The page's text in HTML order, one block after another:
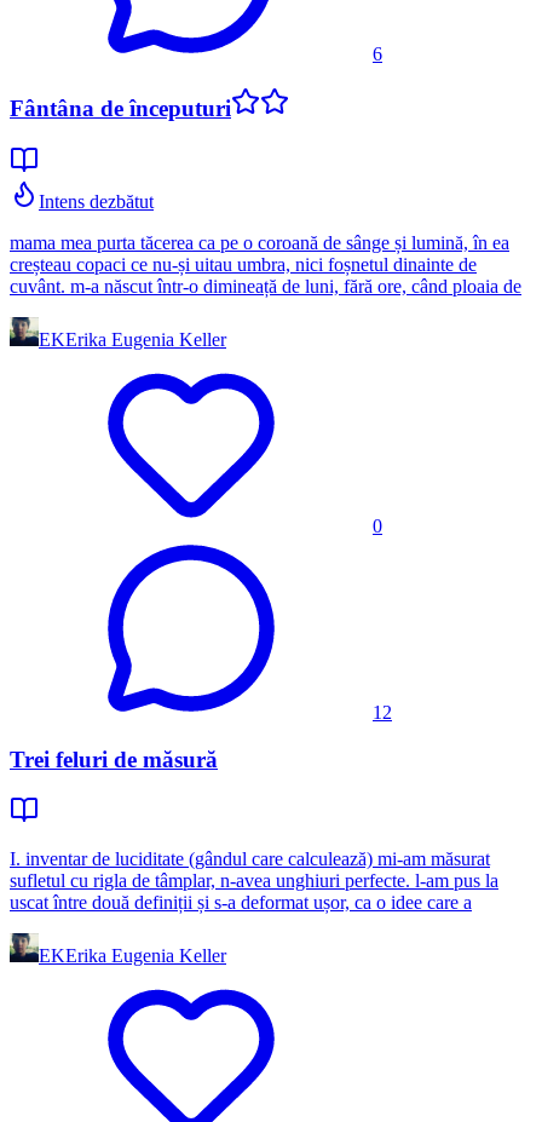
6
Fântâna de începuturi
Intens dezbătut
mama mea purta tăcerea ca pe o coroană de sânge și lumină, în ea
creșteau copaci ce nu-și uitau umbra, nici foșnetul dinainte de
cuvânt. m-a născut într-o dimineață de luni, fără ore, când ploaia de
EKErika Eugenia Keller
0
12
Trei feluri de măsură
I. inventar de luciditate (gândul care calculează) mi-am măsurat
sufletul cu rigla de tâmplar, n-avea unghiuri perfecte. l-am pus la
uscat între două definiții și s-a deformat ușor, ca o idee care a
EKErika Eugenia Keller